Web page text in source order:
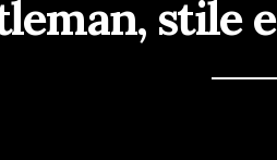
stile